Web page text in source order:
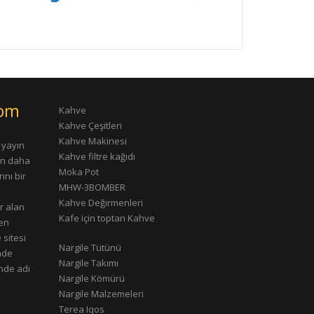
daha
bir
alan
sitesi
adı
Kahve
Kahve Çeşitleri
Kahve Makinesi
Kahve filtre kağıdı
Moka Pot
MHW-3BOMBER
Kahve Değirmenleri
Kafe için toptan Kahve
Nargile Tütünü
Nargile Takımı
Nargile Kömürü
Nargile Malzemeleri
Terea Iqos